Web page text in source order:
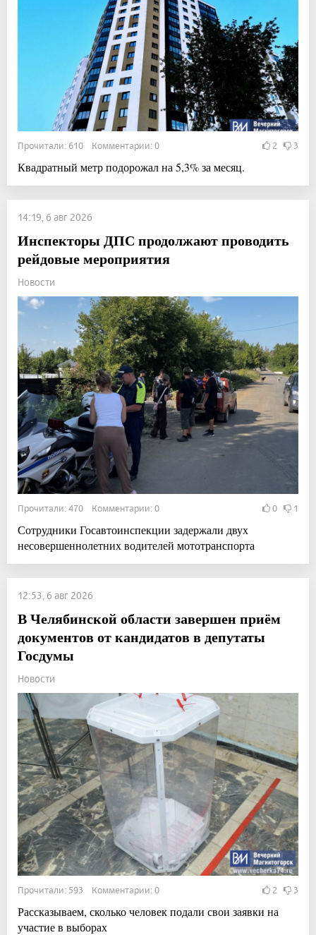
Прочитали: 610 Комментарии: 0 2 3
Квадратный метр подорожал на 5,3% за месяц.
14:19, 6 авг 2026
Инспекторы ДПС продолжают проводить
рейдовые мероприятия
Новости
Прочитали: 470 Комментарии: 0 0 1
Сотрудники Госавтоинспекции задержали двух
несовершеннолетних водителей мототранспорта
12:53, 6 авг 2026
В Челябинской области завершен приём
документов от кандидатов в депутаты
Госдумы
Новости
Прочитали: 593 Комментарии: 0 2 3
Рассказываем, сколько человек подали свои заявки на
участие в выборах